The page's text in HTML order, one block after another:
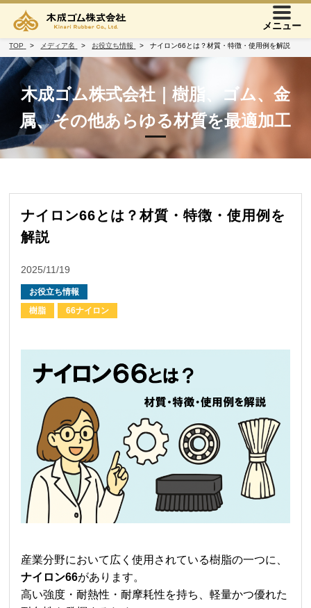
メニュー
TOP メディア名 お役立ち情報 ナイロン66とは？材質・特徴・使用例を解説
木成ゴム株式会社｜樹脂、ゴム、金
属、その他あらゆる材質を最適加工
ナイロン66とは？材質・特徴・使用例を
解説
2025/11/19
お役立ち情報
樹脂
66ナイロン
産業分野において広く使用されている樹脂の一つに、
ナイロン66があります。
高い強度・耐熱性・耐摩耗性を持ち、軽量かつ優れた